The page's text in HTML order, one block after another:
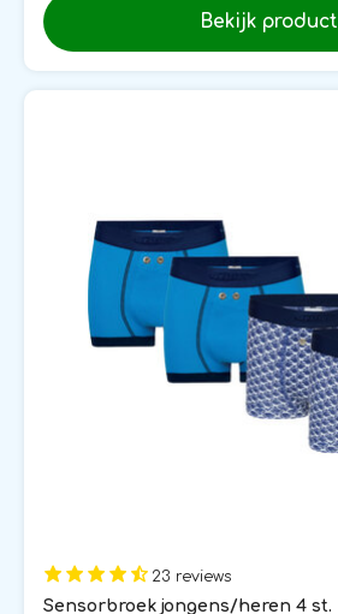
Bekijk product
23 reviews
Sensorbroek jongens/heren 4 st.